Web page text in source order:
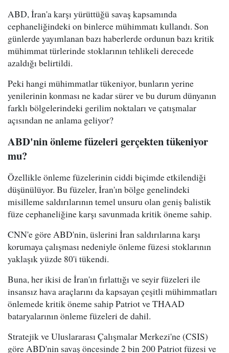
ABD, İran'a karşı yürüttüğü savaş kapsamında
cephaneliğindeki on binlerce mühimmatı kullandı. Son
günlerde yayımlanan bazı haberlerde ordunun bazı kritik
mühimmat türlerinde stoklarının tehlikeli derecede
azaldığı belirtildi.
Peki hangi mühimmatlar tükeniyor, bunların yerine
yenilerinin konması ne kadar sürer ve bu durum dünyanın
farklı bölgelerindeki gerilim noktaları ve çatışmalar
açısından ne anlama geliyor?
ABD'nin önleme füzeleri gerçekten tükeniyor
mu?
Özellikle önleme füzelerinin ciddi biçimde etkilendiği
düşünülüyor. Bu füzeler, İran'ın bölge genelindeki
misilleme saldırılarının temel unsuru olan geniş balistik
füze cephaneliğine karşı savunmada kritik öneme sahip.
CNN'e göre ABD'nin, üslerini İran saldırılarına karşı
korumaya çalışması nedeniyle önleme füzesi stoklarının
yaklaşık yüzde 80'i tükendi.
Buna, her ikisi de İran'ın fırlattığı ve seyir füzeleri ile
insansız hava araçlarını da kapsayan çeşitli mühimmatları
önlemede kritik öneme sahip Patriot ve THAAD
bataryalarının önleme füzeleri de dahil.
Stratejik ve Uluslararası Çalışmalar Merkezi'ne (CSIS)
göre ABD'nin savaş öncesinde 2 bin 200 Patriot füzesi ve